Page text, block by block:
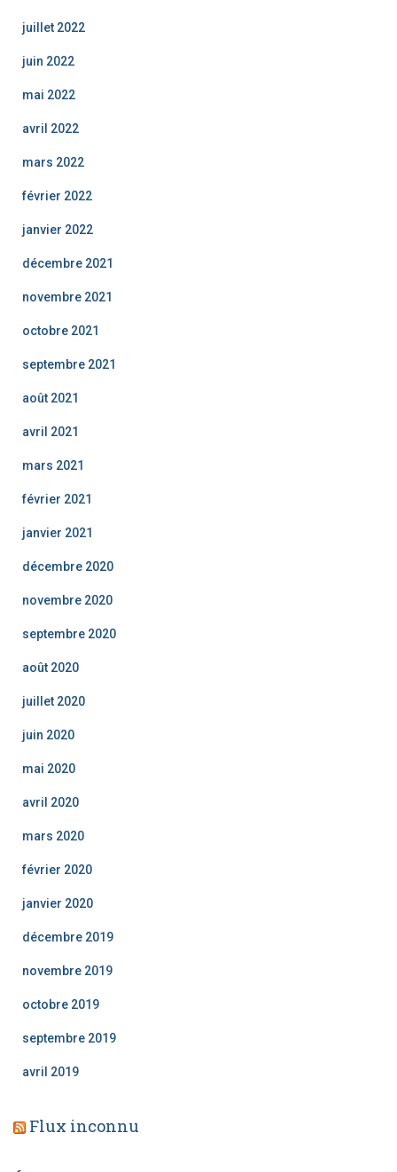
juillet 2022
juin 2022
mai 2022
avril 2022
mars 2022
février 2022
janvier 2022
décembre 2021
novembre 2021
octobre 2021
septembre 2021
août 2021
avril 2021
mars 2021
février 2021
janvier 2021
décembre 2020
novembre 2020
septembre 2020
août 2020
juillet 2020
juin 2020
mai 2020
avril 2020
mars 2020
février 2020
janvier 2020
décembre 2019
novembre 2019
octobre 2019
septembre 2019
avril 2019
Flux inconnu